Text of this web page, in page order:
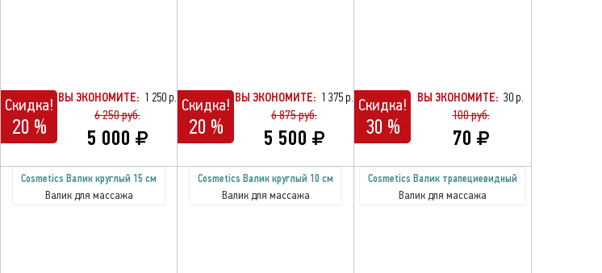
Скидка!
20 %
ВЫ ЭКОНОМИТЕ: 1 250 р.
6 250 руб.
5 000
Скидка!
20 %
ВЫ ЭКОНОМИТЕ: 1 375 р.
6 875 руб.
5 500
Скидка!
30 %
ВЫ ЭКОНОМИТЕ: 30 р.
100 руб.
70
Cosmetics Валик круглый 15 см
Валик для массажа
Cosmetics Валик круглый 10 см
Валик для массажа
Cosmetics Валик трапециевидный
Валик для массажа